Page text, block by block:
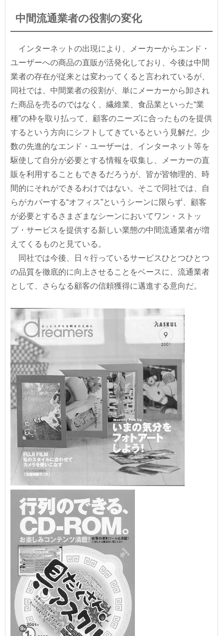
中間流通業者の役割の変化
インターネットの出現により、メーカーからエンド・
ユーザーへの商品の直販が活発化しており、今後は中間
業者の存在が従来とは変わってくると言われているが、
同社では、中間業者の役割が、単にメーカーから卸され
た商品を売るのではなく、繊維業、食品業といった“業
種”の枠を取り払って、顧客のニーズに合ったものを提供
するという方向にシフトしてきているという見解だ。少
数の先進的なエンド・ユーザーは、インターネット等を
駆使して自分が必要とする情報を収集し、メーカーの直
販を利用することもできるだろうが、皆が皆物理的、時
間的にそれができるわけではない。そこで同社では、自
らがカバーする“オフィス”というシーンに限らず、顧客
が必要とするさまざまなシーンにおいてワン・ストッ
プ・サービスを提供する新しい業態の中間流通業者が増
えてくるものと見ている。
同社では今後、日々行っているサービスひとつひとつ
の品質を徹底的に向上させることをベースに、流通業者
として、さらなる顧客の信頼獲得に邁進する意向だ。